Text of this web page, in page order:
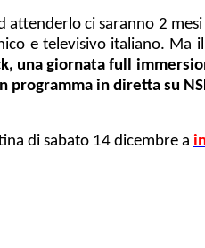
attenderlo ci saranno 2
e televisivo italiano. Ma
una giornata full
in diretta su
di sabato 14 dicembre a